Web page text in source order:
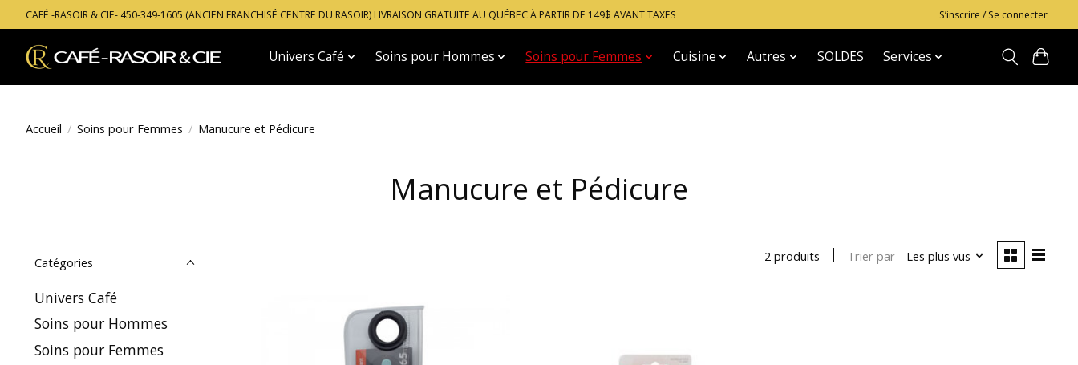
CAFÉ -RASOIR & CIE- 450-349-1605 (ANCIEN FRANCHISÉ CENTRE DU RASOIR) LIVRAISON GRATUITE AU QUÉBEC À PARTIR DE 149$ AVANT TAXES S’inscrire / Se connecter
Univers Café Soins pour Hommes Soins pour Femmes Cuisine Autres SOLDES Services
Accueil / Soins pour Femmes / Manucure et Pédicure
Manucure et Pédicure
Catégories
Univers Café
Soins pour Hommes
Soins pour Femmes
2 produits Trier par Les plus vus